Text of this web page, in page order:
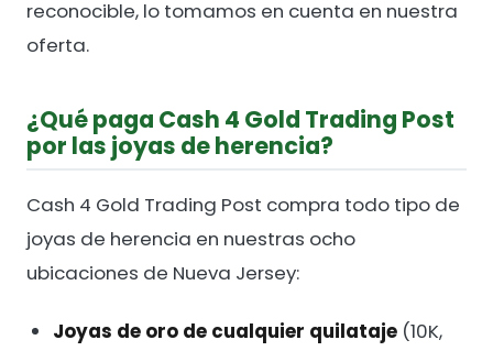
reconocible, lo tomamos en cuenta en nuestra
oferta.
¿Qué paga Cash 4 Gold Trading Post
por las joyas de herencia?
Cash 4 Gold Trading Post compra todo tipo de
joyas de herencia en nuestras ocho
ubicaciones de Nueva Jersey:
Joyas de oro de cualquier quilataje (10K,